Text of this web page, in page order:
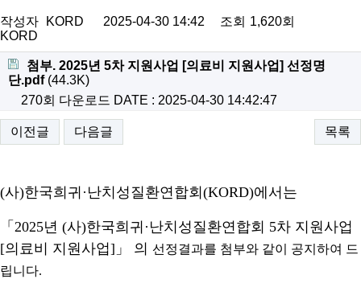
작성자 KORD 2025-04-30 14:42 조회 1,620회
KORD
첨부. 2025년 5차 지원사업 [의료비 지원사업] 선정명
단.pdf(44.3K)
270회 다운로드 DATE : 2025-04-30 14:42:47
이전글 다음글 목록
(사)한국희귀 · 난치성질환연합회 (KORD)에서는
「 2025년 (사)한국희귀 · 난치성질환연합회 5차 지원사업
[의료비 지원사업] 」 의 선정결과를 첨부와 같이 공지하여 드
립니다.